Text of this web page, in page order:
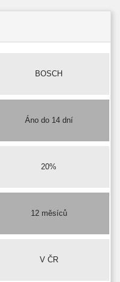
BOSCH
Áno do 14 dní
20%
12 měsíců
V ČR